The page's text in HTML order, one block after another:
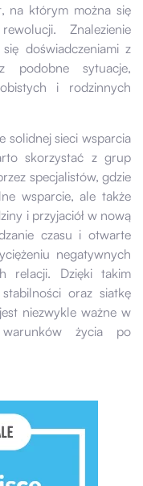
na którym można się
Znalezienie
doświadczeniami z
podobne sytuacje,
i rodzinnych
solidnej sieci wsparcia
skorzystać z grup
specjalistów, gdzie
wsparcie, ale także
i przyjaciół w nową
czasu i otwarte
negatywnych
relacji. Dzięki takim
oraz siatkę
niezwykle ważne w
życia po